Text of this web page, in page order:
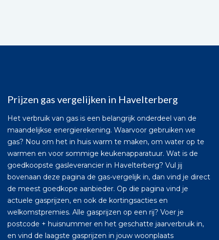
Prijzen gas vergelijken in Havelterberg
Het verbruik van gas is een belangrijk onderdeel van de
maandelijkse energierekening. Waarvoor gebruiken we
gas? Nou om het in huis warm te maken, om water op te
warmen en voor sommige keukenapparatuur. Wat is de
goedkoopste gasleverancier in Havelterberg? Vul jij
bovenaan deze pagina de gas-vergelijk in, dan vind je direct
de meest goedkope aanbieder. Op die pagina vind je
actuele gasprijzen, en ook de kortingsacties en
welkomstpremies. Alle gasprijzen op een rij? Voer je
postcode + huisnummer en het geschatte jaarverbruik in,
en vind de laagste gasprijzen in jouw woonplaats